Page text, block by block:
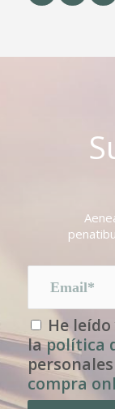
He
lapolítica
compra